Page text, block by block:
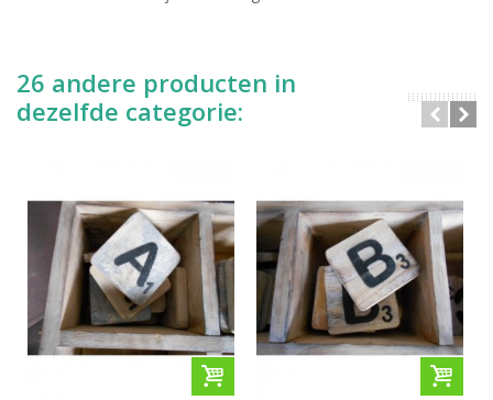
26 andere producten in
dezelfde categorie: